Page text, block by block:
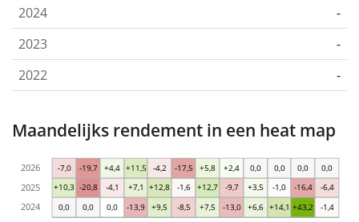
2024
-
2023
-
2022
-
Maandelijks rendement in een heat map
0,0 0,0 0,0 -13,9 +9,5 -8,5 +7,5 -13,0 +6,6 +14,1 +43,2 -1,4
+10,3 -20,8 -4,1 +7,1 +12,8 -1,6 +12,7 -9,7 +3,5 -1,0 -16,4 -6,4
-7,0 -19,7 +4,4 +11,5 -4,2 -17,5 +5,8 +2,4 0,0 0,0 0,0 0,0
2024
2025
2026